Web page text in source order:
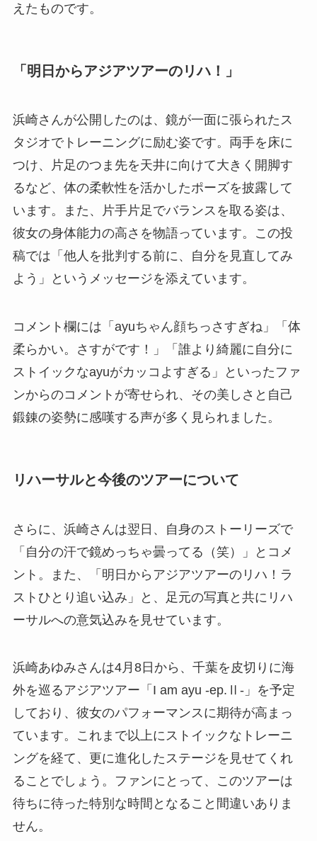
えたものです。
「明日からアジアツアーのリハ！」
浜崎さんが公開したのは、鏡が一面に張られたス
タジオでトレーニングに励む姿です。両手を床に
つけ、片足のつま先を天井に向けて大きく開脚す
るなど、体の柔軟性を活かしたポーズを披露して
います。また、片手片足でバランスを取る姿は、
彼女の身体能力の高さを物語っています。この投
稿では「他人を批判する前に、自分を見直してみ
よう」というメッセージを添えています。
コメント欄には「ayuちゃん顔ちっさすぎね」「体
柔らかい。さすがです！」「誰より綺麗に自分に
ストイックなayuがカッコよすぎる」といったファ
ンからのコメントが寄せられ、その美しさと自己
鍛錬の姿勢に感嘆する声が多く見られました。
リハーサルと今後のツアーについて
さらに、浜崎さんは翌日、自身のストーリーズで
「自分の汗で鏡めっちゃ曇ってる（笑）」とコメ
ント。また、「明日からアジアツアーのリハ！ラ
ストひとり追い込み」と、足元の写真と共にリハ
ーサルへの意気込みを見せています。
浜崎あゆみさんは4月8日から、千葉を皮切りに海
外を巡るアジアツアー「I am ayu -ep.Ⅱ-」を予定
しており、彼女のパフォーマンスに期待が高まっ
ています。これまで以上にストイックなトレーニ
ングを経て、更に進化したステージを見せてくれ
ることでしょう。ファンにとって、このツアーは
待ちに待った特別な時間となること間違いありま
せん。